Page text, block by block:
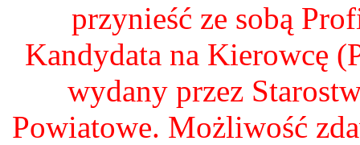
przynieść ze sobą
Kandydata na Kierowcę
wydany przez
Powiatowe. Możliwość